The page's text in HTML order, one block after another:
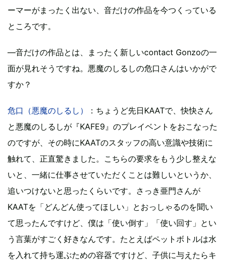
ーマーがまったく出ない、音だけの作品を今つくっている
ところです。
―音だけの作品とは、まったく新しいcontact Gonzoの一
面が見れそうですね。悪魔のしるしの危口さんはいかがで
すか？
危口（悪魔のしるし）
：ちょうど先日KAATで、快快さん
と悪魔のしるしが『KAFE9』のプレイベントをおこなった
のですが、その時にKAATのスタッフの高い意識や技術に
触れて、正直驚きました。こちらの要求をもう少し整えな
いと、一緒に仕事させていただくことは難しいというか、
追いつけないと思ったくらいです。さっき亜門さんが
KAATを「どんどん使ってほしい」とおっしゃるのを聞い
て思ったんですけど、僕は「使い倒す」「使い回す」とい
う言葉がすごく好きなんです。たとえばペットボトルは水
を入れて持ち運ぶための容器ですけど、子供に与えたらキ